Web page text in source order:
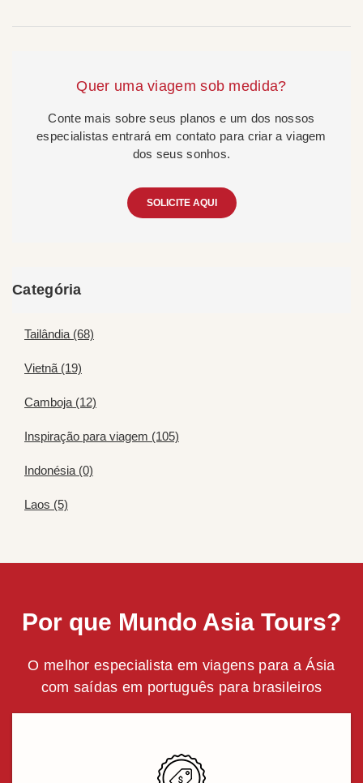
Quer uma viagem sob medida?
Conte mais sobre seus planos e um dos nossos
especialistas entrará em contato para criar a viagem
dos seus sonhos.
SOLICITE AQUI
Categória
Tailândia (68)
Vietnã (19)
Camboja (12)
Inspiração para viagem (105)
Indonésia (0)
Laos (5)
Por que Mundo Asia Tours?
O melhor especialista em viagens para a Ásia
com saídas em português para brasileiros